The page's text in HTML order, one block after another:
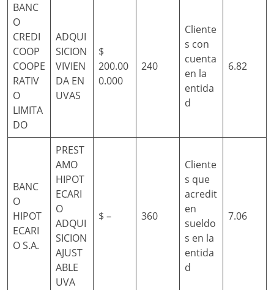
BANC
O
CREDI
COOP
COOPE
RATIV
O
LIMITA
DO
ADQUI
SICION
VIVIEN
DA EN
UVAS
$
200.00
0.000
240
Cliente
s con
cuenta
en la
entida
d
6.82
BANC
O
HIPOT
ECARI
O S.A.
PREST
AMO
HIPOT
ECARI
O
ADQUI
SICION
AJUST
ABLE
UVA
$ – 360
Cliente
s que
acredit
en
sueldo
s en la
entida
d
7.06